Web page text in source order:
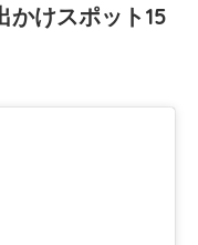
かけスポット15